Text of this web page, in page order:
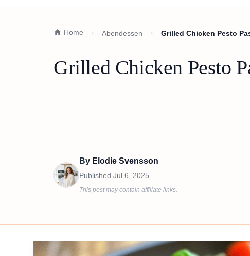
Home Abendessen Grilled Chicken Pesto
Grilled Chicken Pesto
By Elodie Svensson
Published Jul 6, 2025
This post may contain affiliate links.